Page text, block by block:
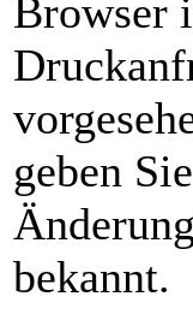
Browser
geben
bekannt.